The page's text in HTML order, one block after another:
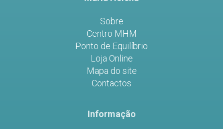
Sobre
Centro MHM
Ponto de Equilíbrio
Loja Online
Mapa do site
Contactos
Informação